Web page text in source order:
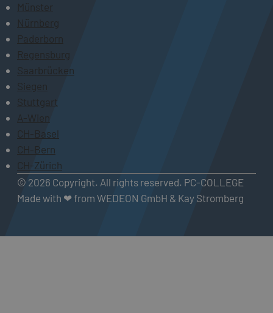
Münster
Nürnberg
Paderborn
Regensburg
Saarbrücken
Siegen
Stuttgart
A-Wien
CH-Basel
CH-Bern
CH-Zürich
© 2026 Copyright. All rights reserved. PC-COLLEGE
Made with ❤ from WEDEON GmbH & Kay Stromberg